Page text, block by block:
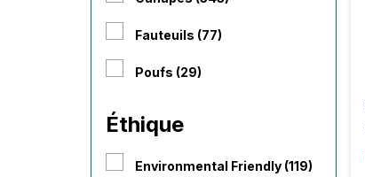
Fauteuils (77)
Poufs (29)
Éthique
Environmental Friendly (119)